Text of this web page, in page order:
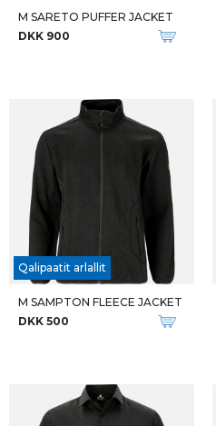
M SARETO PUFFER JACKET
DKK 900
Qalipaatit arlallit
M SAMPTON FLEECE JACKET
DKK 500